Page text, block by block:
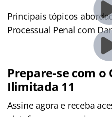
Principais tópicos
Processual Penal com
Prepare-se com
Ilimitada 11
Assine agora e receba